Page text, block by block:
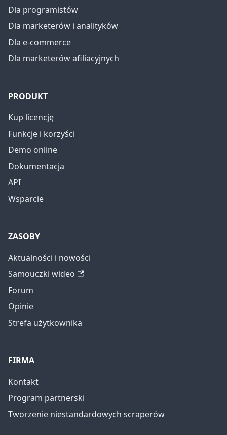
Dla programistów
Dla marketerów i analityków
Dla e-commerce
Dla marketerów afiliacyjnych
PRODUKT
Kup licencję
Funkcje i korzyści
Demo online
Dokumentacja
API
Wsparcie
ZASOBY
Aktualności i nowości
Samouczki wideo
Forum
Opinie
Strefa użytkownika
FIRMA
Kontakt
Program partnerski
Tworzenie niestandardowych scraperów